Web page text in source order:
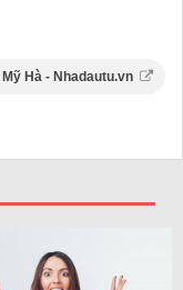
Mỹ Hà - Nhadautu.vn